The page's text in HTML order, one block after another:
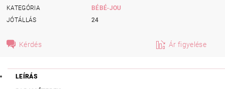
KATEGÓRIA
BÉBÉ-JOU
JÓTÁLLÁS
24
Kérdés Ár figyelése
LEÍRÁS